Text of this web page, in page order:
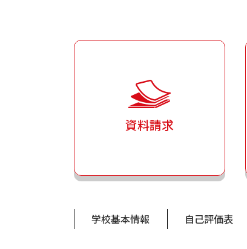
資料請求
学校基本情報 自己評価表